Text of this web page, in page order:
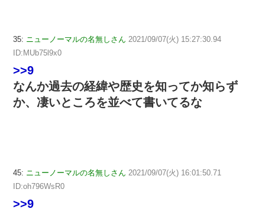
35: ニューノーマルの名無しさん 2021/09/07(火) 15:27:30.94
ID:MUb75l9x0
>>9
なんか過去の経緯や歴史を知ってか知らず
か、凄いところを並べて書いてるな
45: ニューノーマルの名無しさん 2021/09/07(火) 16:01:50.71
ID:oh796WsR0
>>9